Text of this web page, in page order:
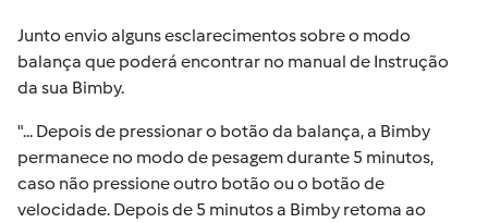
Junto envio alguns esclarecimentos sobre o modo
balança que poderá encontrar no manual de Instrução
da sua Bimby.
"... Depois de pressionar o botão da balança, a Bimby
permanece no modo de pesagem durante 5 minutos,
caso não pressione outro botão ou o botão de
velocidade. Depois de 5 minutos a Bimby retoma ao